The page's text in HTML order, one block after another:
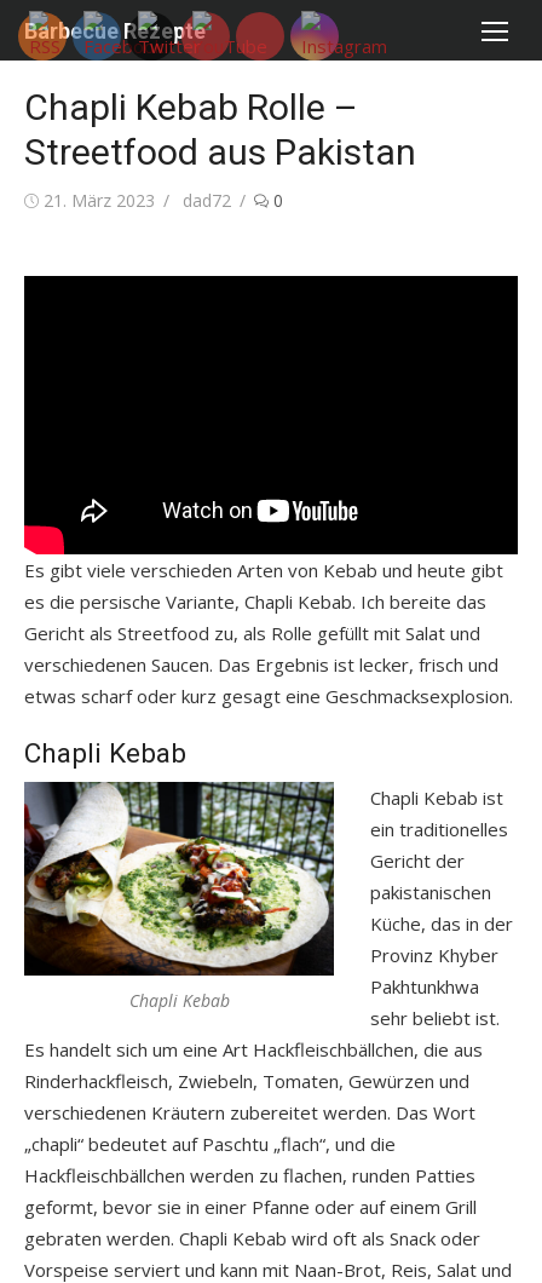
Skip
Barbecue Rezepte
Chapli Kebab Rolle –
Streetfood aus Pakistan
Posted
21. März 2023 Author
dad72 0
Es gibt viele verschieden Arten von Kebab und heute gibt
es die persische Variante, Chapli Kebab. Ich bereite das
Gericht als Streetfood zu, als Rolle gefüllt mit Salat und
verschiedenen Saucen. Das Ergebnis ist lecker, frisch und
etwas scharf oder kurz gesagt eine Geschmacksexplosion.
Chapli Kebab
Chapli Kebab
Chapli Kebab ist
ein traditionelles
Gericht der
pakistanischen
Küche, das in der
Provinz Khyber
Pakhtunkhwa
sehr beliebt ist.
Es handelt sich um eine Art Hackfleischbällchen, die aus
Rinderhackfleisch, Zwiebeln, Tomaten, Gewürzen und
verschiedenen Kräutern zubereitet werden. Das Wort
„chapli“ bedeutet auf Paschtu „flach“, und die
Hackfleischbällchen werden zu flachen, runden Patties
geformt, bevor sie in einer Pfanne oder auf einem Grill
gebraten werden. Chapli Kebab wird oft als Snack oder
Vorspeise serviert und kann mit Naan-Brot, Reis, Salat und